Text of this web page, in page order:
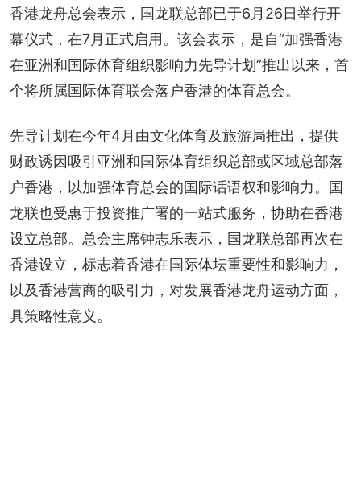
香港龙舟总会表示，国龙联总部已于6月26日举行开
幕仪式，在7月正式启用。该会表示，是自“加强香港
在亚洲和国际体育组织影响力先导计划”推出以来，首
个将所属国际体育联会落户香港的体育总会。
先导计划在今年4月由文化体育及旅游局推出，提供
财政诱因吸引亚洲和国际体育组织总部或区域总部落
户香港，以加强体育总会的国际话语权和影响力。国
龙联也受惠于投资推广署的一站式服务，协助在香港
设立总部。总会主席钟志乐表示，国龙联总部再次在
香港设立，标志着香港在国际体坛重要性和影响力，
以及香港营商的吸引力，对发展香港龙舟运动方面，
具策略性意义。